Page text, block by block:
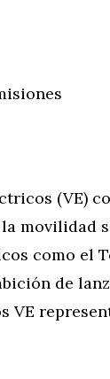
(VE)
movilidad
como el
de